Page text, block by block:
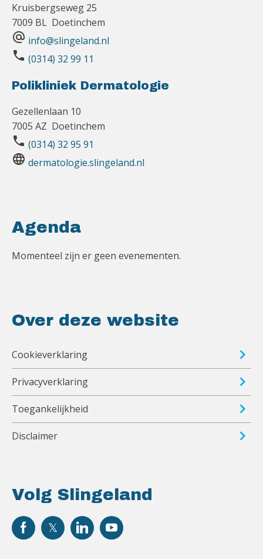
Kruisbergseweg 25
7009 BL Doetinchem
alternate_email info@slingeland.nl
phone (0314) 32 99 11
Polikliniek Dermatologie
Gezellenlaan 10
7005 AZ Doetinchem
phone (0314) 32 95 91
language dermatologie.slingeland.nl
Volg Slingeland
Agenda
Momenteel zijn er geen evenementen.
Over deze website
Cookieverklaring
Privacyverklaring
Toegankelijkheid
Disclaimer